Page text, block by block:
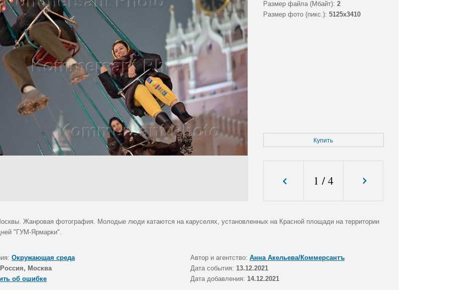
Размер файла (Мбайт): 2
Размер фото (пикс.): 5125x3410
Купить
1 /4
Жанровая фотография. Молодые люди катаются на каруселях, установленных на Красной площади на территории
"ГУМ-Ярмарки".
Окружающая среда Автор и агентство: Анна Акельева/Коммерсантъ
Россия, Москва
Дата события: 13.12.2021
об ошибке
Дата добавления: 14.12.2021